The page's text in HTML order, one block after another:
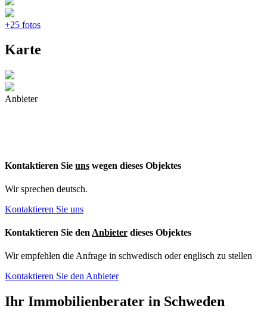
+25 fotos
Karte
Anbieter
Kontaktieren Sie uns wegen dieses Objektes
Wir sprechen deutsch.
Kontaktieren Sie uns
Kontaktieren Sie den Anbieter dieses Objektes
Wir empfehlen die Anfrage in schwedisch oder englisch zu stellen
Kontaktieren Sie den Anbieter
Ihr Immobilienberater in Schweden